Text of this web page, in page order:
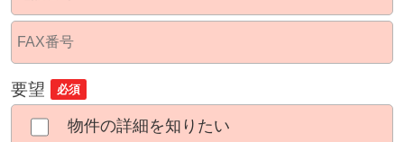
要望 必須
物件の詳細を知りたい